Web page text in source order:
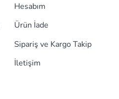
Hesabım
Ürün İade
Sipariş ve Kargo Takip
İletişim